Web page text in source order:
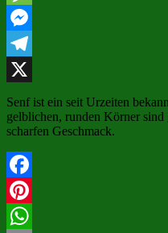
Message
Messenger
Telegram
X
Senf ist ein seit Urzeiten
gelblichen, runden Körner sind
scharfen Geschmack.
Facebook
Pinterest